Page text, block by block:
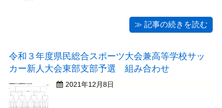
≫ 記事の続きを読む
令和３年度県民総合スポーツ大会兼高等学校サッ
カー新人大会東部支部予選 組み合わせ
2021年12月8日